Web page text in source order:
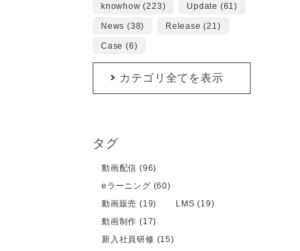
knowhow (223) Update (61)
News (38) Release (21)
Case (6)
カテゴリ全てを表示
タグ
動画配信 (96)
eラーニング (60)
動画販売 (19)
LMS (19)
動画制作 (17)
新入社員研修 (15)